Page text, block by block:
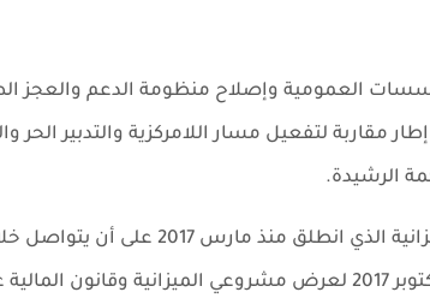
العمومية وإصلاح منظومة الدعم والعجز
مقاربة لتفعيل مسار اللامركزية والتدبير الحر
الرشيدة.
وتضمن المنشور رزنامة إعداد مشروع الميزانية الذي
وجويلية وأوت إلى حين الأسبوع الأول من أكتوبر 2017 لعرض مشروعي